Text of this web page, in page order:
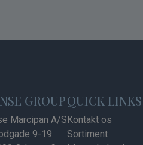
GROUP
Marcipan A/S
9-19
QUICK LINKS
Kontakt os
Sortiment